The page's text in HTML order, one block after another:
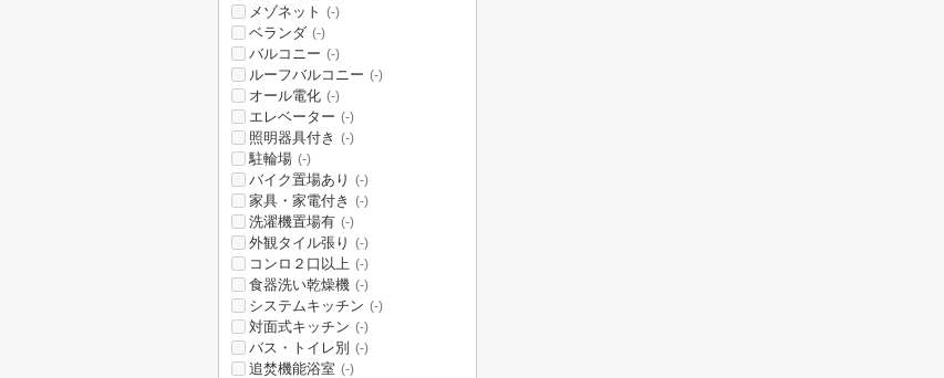
メゾネット (-)
ベランダ (-)
バルコニー (-)
ルーフバルコニー (-)
オール電化 (-)
エレベーター (-)
照明器具付き (-)
駐輪場 (-)
バイク置場あり (-)
家具・家電付き (-)
洗濯機置場有 (-)
外観タイル張り (-)
コンロ２口以上 (-)
食器洗い乾燥機 (-)
システムキッチン (-)
対面式キッチン (-)
バス・トイレ別 (-)
追焚機能浴室 (-)